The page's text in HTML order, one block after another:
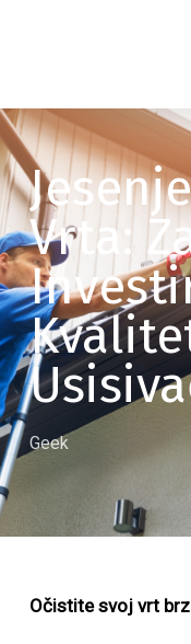
Vrta:
Geek
Očistite svoj vrt